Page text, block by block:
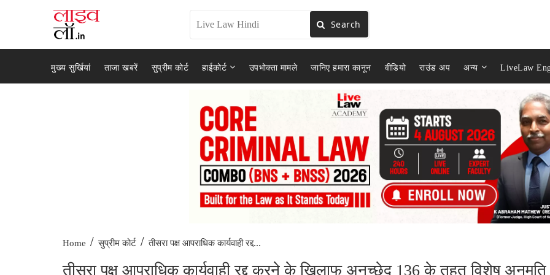
Search
मुख्य सुर्खियां ताजा खबरें सुप्रीम कोर्ट हाईकोर्ट उपभोक्ता मामले जानिए हमारा कानून वीडियो राउंड अप अन्य LiveLaw
Home / सुप्रीम कोर्ट / तीसरा पक्ष आपराधिक कार्यवाही रद्द...
तीसरा पक्ष आपराधिक कार्यवाही रद्द करने के खिलाफ अनुच्छेद 136 के तहत विशेष अनुमति